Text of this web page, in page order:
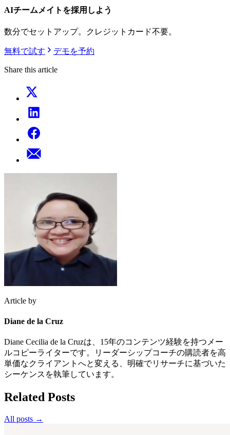
AIチームメイトを採用しよう
数分でセットアップ。クレジットカード不要。
無料で試す デモを予約
Share this article
Article by
Diane de la Cruz
Diane Cecilia de la Cruzは、15年のコンテンツ経験を持つメー
ルコピーライターです。リーダーシップコーチの購読者を高
単価なクライアントへと変える、明確でリサーチに基づいた
シーケンスを執筆しています。
Related Posts
All posts →